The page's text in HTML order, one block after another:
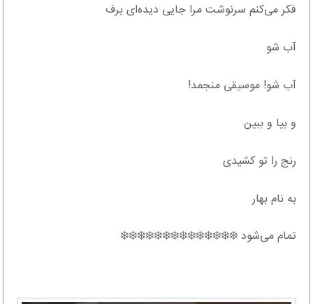
فکر می‌کنم سرنوشت مرا جایی دیده‌ای برف
آب شو
آب شو! موسیقی منجمد!
و بیا و ببین
رنج را تو کشیدی
به نام بهار
تمام می‌شود ❄️❄️❄️❄️❄️❄️❄️❄️❄️❄️❄️❄️❄️❄️